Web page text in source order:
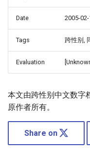
Date 2005-
Tags 跨性别,
Evaluation
本文由跨性别中文数字
原作者所有。
Share on